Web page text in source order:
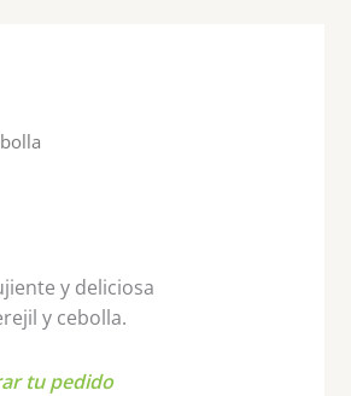
y deliciosa
y cebolla.
tu pedido